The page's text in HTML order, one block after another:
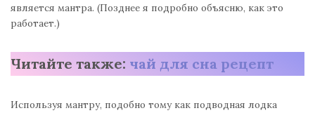
является мантра. (Позднее я подробно объясню, как это
работает.)
Читайте также: чай для сна рецепт
Используя мантру, подобно тому как подводная лодка